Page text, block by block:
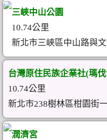
三峽中山公園
10.74公里
新北市三峽區中山路與
台灣原住民族企業社(瑪
10.74公里
新北市238樹林區柑園街
潤濟宮